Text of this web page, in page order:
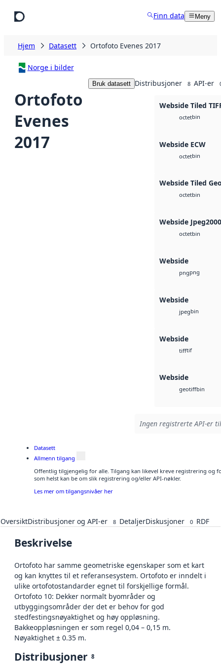
Finn data Meny
Hjem Datasett Ortofoto Evenes 2017
Norge i bilder
Ortofoto
Evenes
2017
Bruk datasett Distribusjoner 8 API-er
Webside Tiled
octetbin
Webside ECW
octetbin
Webside Tiled
octetbin
Webside Jpeg2000
octetbin
Webside
pngpng
Webside
jpegbin
Webside
tifftif
Webside
geotiffbin
Ingen registrerte API-er
Datasett
Allmenn tilgang
Offentlig tilgjengelig for alle. Tilgang kan likevel kreve registrering og
som helst kan be om slik registrering og/eller API-nøkler.
Les mer om tilgangsnivåer her
OversiktDistribusjoner og API-er 8 DetaljerDiskusjoner 0 RDF
Beskrivelse
Ortofoto har samme geometriske egenskaper som et kart
og kan knyttes til et referansesystem. Ortofoto er inndelt i
ulike ortofotostandarder egnet til forskjellige formål.
Ortofoto 10: Dekker normalt byområder og
utbyggingsområder der det er behov for god
stedfestingsnøyaktighet og høy oppløsning.
Bakkeoppløsningen er som regel 0,04 – 0,15 m.
Nøyaktighet ± 0.35 m.
Distribusjoner 8